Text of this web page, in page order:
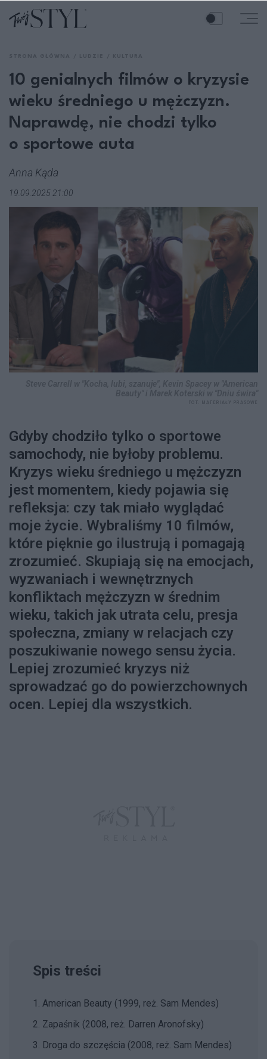
10 genialnych filmów o kryzysie
wieku średniego u mężczyzn.
Naprawdę, nie chodzi tylko
o sportowe auta
Anna Kąda
19.09.2025 21:00
Gdyby chodziło tylko o sportowe
samochody, nie byłoby problemu.
Kryzys wieku średniego u mężczyzn
jest momentem, kiedy pojawia się
refleksja: czy tak miało wyglądać
moje życie. Wybraliśmy 10 filmów,
które pięknie go ilustrują i pomagają
zrozumieć. Skupiają się na emocjach,
wyzwaniach i wewnętrznych
konfliktach mężczyzn w średnim
wieku, takich jak utrata celu, presja
społeczna, zmiany w relacjach czy
poszukiwanie nowego sensu życia.
Lepiej zrozumieć kryzys niż
sprowadzać go do powierzchownych
ocen. Lepiej dla wszystkich.
Spis treści
1. American Beauty (1999, reż. Sam Mendes)
2. Zapaśnik (2008, reż. Darren Aronofsky)
3. Droga do szczęścia (2008, reż. Sam Mendes)